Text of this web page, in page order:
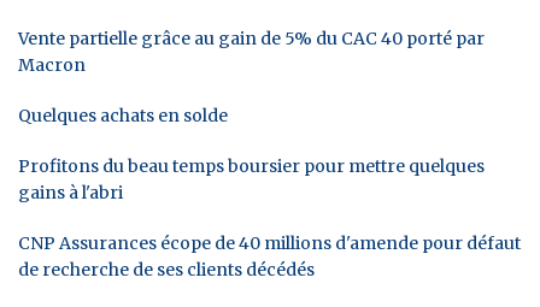
Vente partielle grâce au gain de 5% du CAC 40 porté par
Macron
Quelques achats en solde
Profitons du beau temps boursier pour mettre quelques
gains à l'abri
CNP Assurances écope de 40 millions d'amende pour défaut
de recherche de ses clients décédés